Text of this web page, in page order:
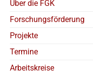
Über die FGK
Forschungsförderung
Projekte
Termine
Arbeitskreise